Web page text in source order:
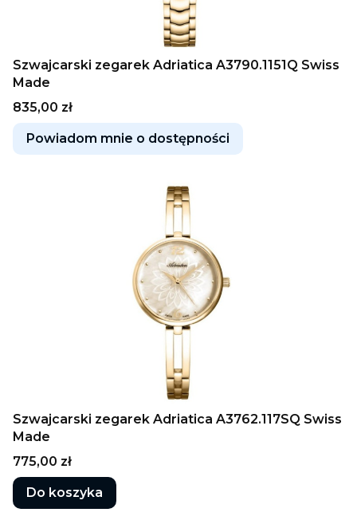
Szwajcarski zegarek Adriatica A3790.1151Q Swiss
Made
Cena
835,00 zł
Powiadom mnie o dostępności
Szwajcarski zegarek Adriatica A3762.117SQ Swiss
Made
Cena
775,00 zł
Do koszyka